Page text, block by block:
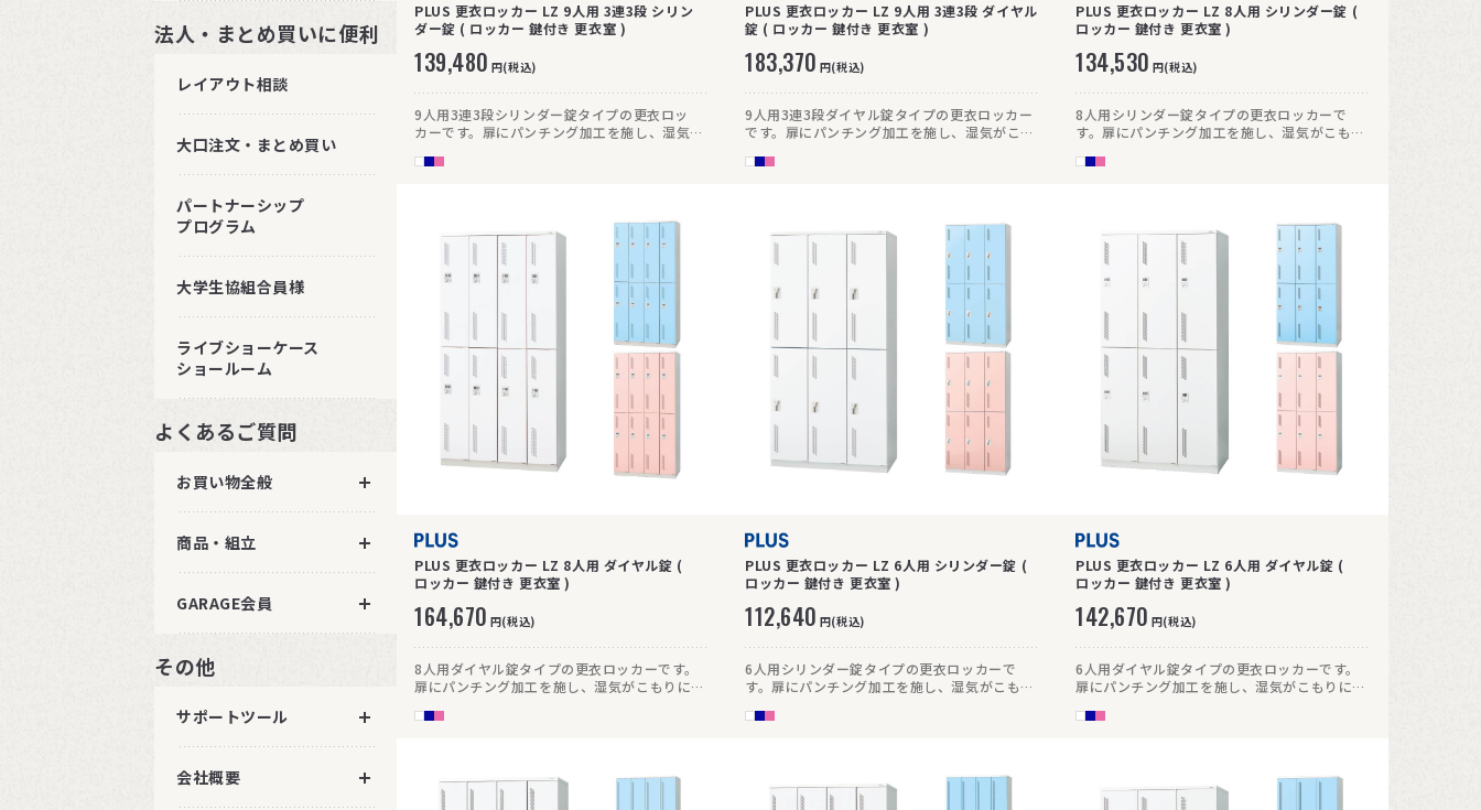
法人・まとめ買いに便利
レイアウト相談
大口注文・まとめ買い
パートナーシップ
プログラム
大学生協組合員様
ライブショーケース
ショールーム
よくあるご質問
お買い物全般
商品・組立
GARAGE会員
その他
サポートツール
会社概要
PLUS 更衣ロッカー LZ 9人用 3連3段 シリン
ダー錠 ( ロッカー 鍵付き 更衣室 )
139,480 円(税込)
9人用3連3段シリンダー錠タイプの更衣ロッ
カーです。扉にパンチング加工を施し、湿気が
PLUS 更衣ロッカー LZ 9人用 3連3段 ダイヤル
錠 ( ロッカー 鍵付き 更衣室 )
183,370 円(税込)
9人用3連3段ダイヤル錠タイプの更衣ロッカー
です。扉にパンチング加工を施し、湿気がこも
PLUS 更衣ロッカー LZ 8人用 シリンダー錠 (
ロッカー 鍵付き 更衣室 )
134,530 円(税込)
8人用シリンダー錠タイプの更衣ロッカーで
す。扉にパンチング加工を施し、湿気がこもり
PLUS 更衣ロッカー LZ 8人用 ダイヤル錠 (
ロッカー 鍵付き 更衣室 )
164,670 円(税込)
8人用ダイヤル錠タイプの更衣ロッカーです。
扉にパンチング加工を施し、湿気がこもりにく
PLUS 更衣ロッカー LZ 6人用 シリンダー錠 (
ロッカー 鍵付き 更衣室 )
112,640 円(税込)
6人用シリンダー錠タイプの更衣ロッカーで
す。扉にパンチング加工を施し、湿気がこもり
PLUS 更衣ロッカー LZ 6人用 ダイヤル錠 (
ロッカー 鍵付き 更衣室 )
142,670 円(税込)
6人用ダイヤル錠タイプの更衣ロッカーです。
扉にパンチング加工を施し、湿気がこもりにく